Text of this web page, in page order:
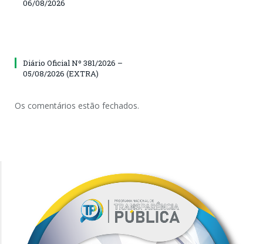
06/08/2026
Diário Oficial Nº 381/2026 –
05/08/2026 (EXTRA)
Os comentários estão fechados.